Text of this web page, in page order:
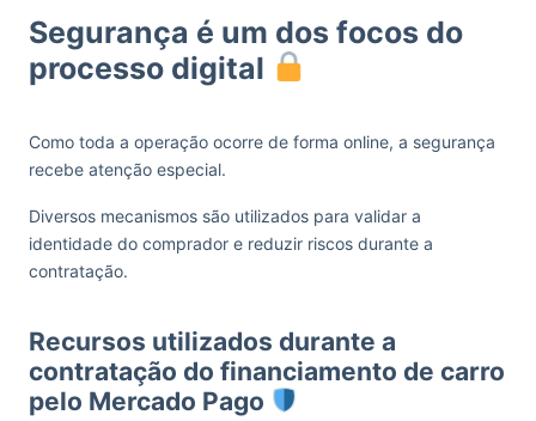
Segurança é um dos focos do
processo digital
Como toda a operação ocorre de forma online, a segurança
recebe atenção especial.
Diversos mecanismos são utilizados para validar a
identidade do comprador e reduzir riscos durante a
contratação.
Recursos utilizados durante a
contratação do financiamento de carro
pelo Mercado Pago